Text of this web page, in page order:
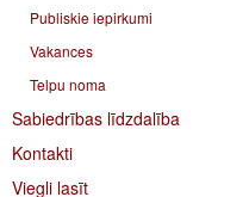
Publiskie iepirkumi
Vakances
Telpu noma
Sabiedrības līdzdalība
Kontakti
Viegli lasīt